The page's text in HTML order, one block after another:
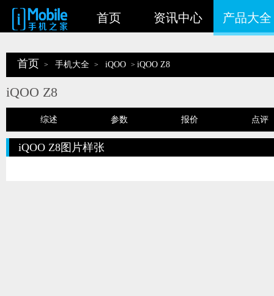
首页 资讯中心 产品大全
首页 > 手机大全 > iQOO > iQOO Z8
iQOO Z8
综述 参数 报价 点评
iQOO Z8图片样张